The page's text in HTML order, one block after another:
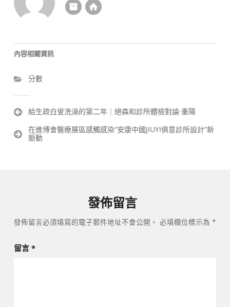
內容相關資訊
分數
文
導
給生疏白叟洗澡的第二年｜絕森和診所體檢對論·重陽
在進博會醫療展區感觸感染“安康中國JIUYI俱意診所設計”新
脈動
發佈留言
發佈留言必須填寫的電子郵件地址不會公開。 必填欄位標示為 *
留言 *